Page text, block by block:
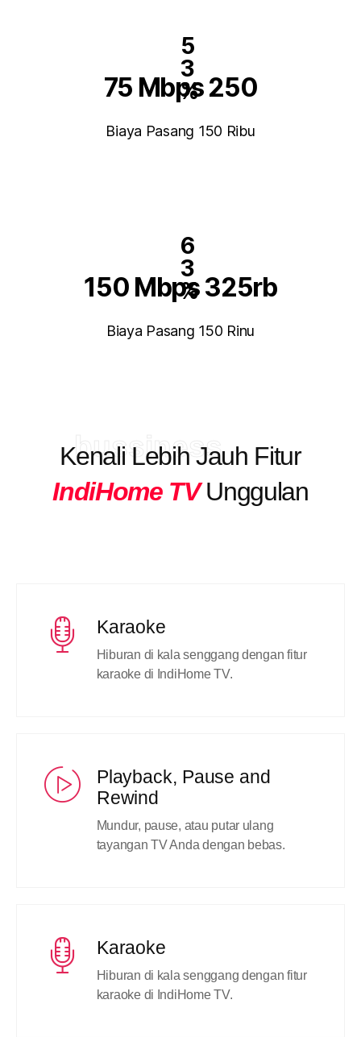
5
3
%
75 Mbps 250
Biaya Pasang 150 Ribu
6
3
%
150 Mbps 325rb
Biaya Pasang 150 Rinu
bussiness
Kenali Lebih Jauh Fitur
IndiHome TVUnggulan
Karaoke
Hiburan di kala senggang dengan fitur
karaoke di IndiHome TV.
Playback, Pause and
Rewind
Mundur, pause, atau putar ulang
tayangan TV Anda dengan bebas.
Karaoke
Hiburan di kala senggang dengan fitur
karaoke di IndiHome TV.